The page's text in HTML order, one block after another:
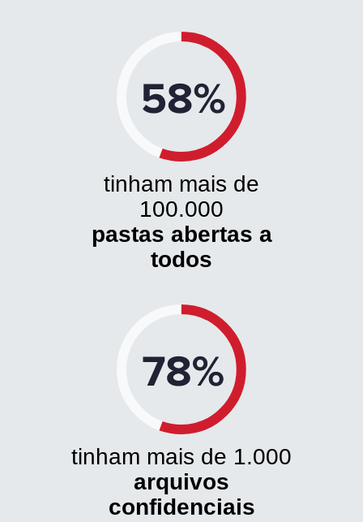
tinham mais de
100.000
pastas abertas a
todos
tinham mais de 1.000
arquivos
confidenciais